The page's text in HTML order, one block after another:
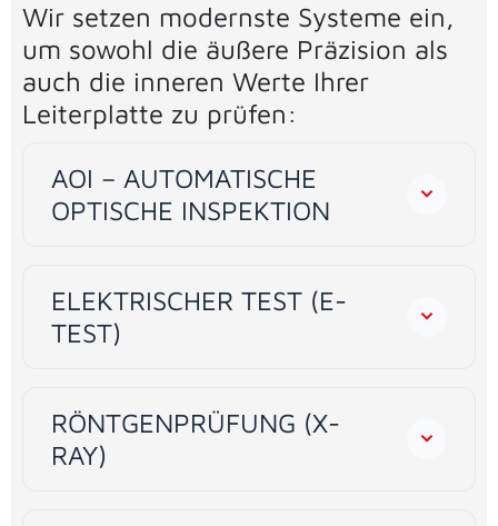
Wir setzen modernste Systeme ein,
um sowohl die äußere Präzision als
auch die inneren Werte Ihrer
Leiterplatte zu prüfen:
AOI – AUTOMATISCHE
OPTISCHE INSPEKTION
ELEKTRISCHER TEST (E-
TEST)
RÖNTGENPRÜFUNG (X-
RAY)